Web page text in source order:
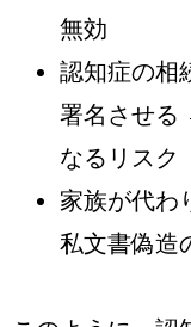
無効
認知症の相
署名させる
なるリスク
家族が代わ
私文書偽造